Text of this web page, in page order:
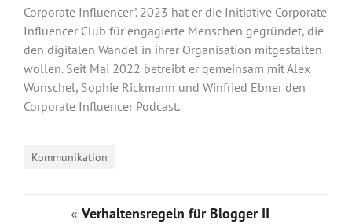
Corporate Influencer”. 2023 hat er die Initiative Corporate
Influencer Club für engagierte Menschen gegründet, die
den digitalen Wandel in ihrer Organisation mitgestalten
wollen. Seit Mai 2022 betreibt er gemeinsam mit Alex
Wunschel, Sophie Rickmann und Winfried Ebner den
Corporate Influencer Podcast.
Kommunikation
« Verhaltensregeln für Blogger II